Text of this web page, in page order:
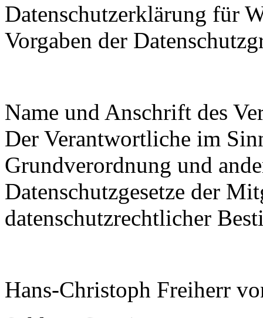
Datenschutzerklärung für
Vorgaben der
Name und Anschrift des
Der Verantwortliche im
Grundverordnung und
Datenschutzgesetze der
datenschutzrechtlicher
Hans-Christoph Freiherr